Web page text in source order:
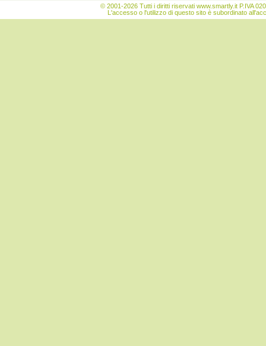
© 2001-2026 Tutti i diritti riservati www.smartly.it P.IVA
L'accesso o l'utilizzo di questo sito è subordinato